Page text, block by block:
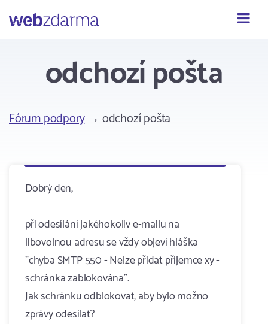
Webzdarma
odchozí pošta
Fórum podpory→ odchozí pošta
Dobrý den,
při odesílání jakéhokoliv e-mailu na
libovolnou adresu se vždy objeví hláška
"chyba SMTP 550 - Nelze přidat příjemce xy -
schránka zablokována".
Jak schránku odblokovat, aby bylo možno
zprávy odesílat?